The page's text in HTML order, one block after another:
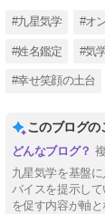
#九星気学 #オ
#姓名鑑定 #気
#幸せ笑顔の土台
このブログの
九星気学を基盤
バイスを提示し
を促す内容が軸